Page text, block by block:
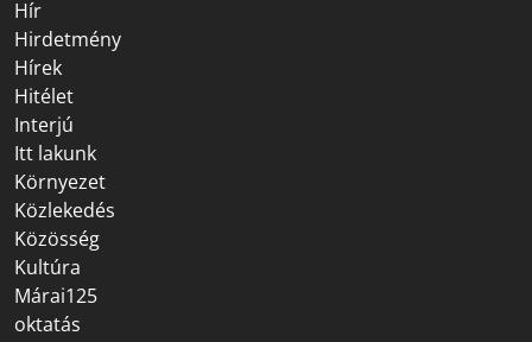
Hír
Hirdetmény
Hírek
Hitélet
Interjú
Itt lakunk
Környezet
Közlekedés
Közösség
Kultúra
Márai125
oktatás